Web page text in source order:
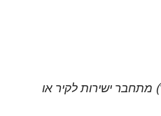
מתחבר ישירות לקיר או